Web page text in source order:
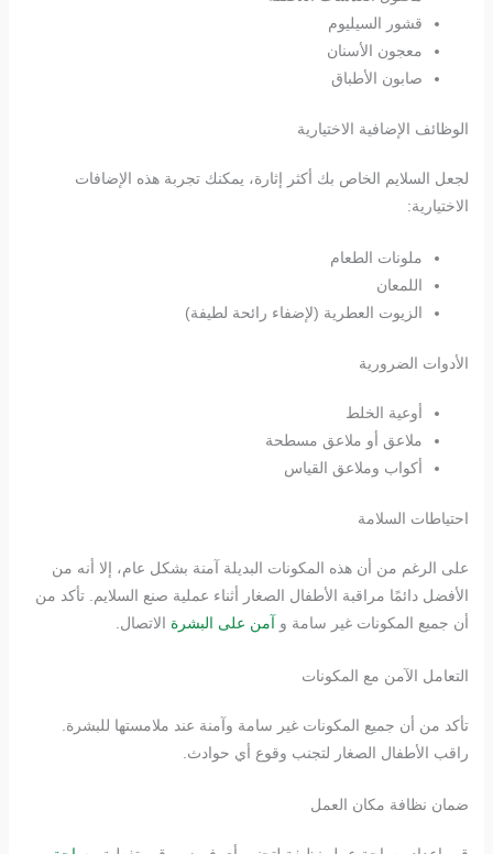
قشور السيليوم
معجون الأسنان
صابون الأطباق
الوظائف الإضافية الاختيارية
لجعل السلايم الخاص بك أكثر إثارة، يمكنك تجربة هذه الإضافات
الاختيارية:
ملونات الطعام
اللمعان
الزيوت العطرية (لإضفاء رائحة لطيفة)
الأدوات الضرورية
أوعية الخلط
ملاعق أو ملاعق مسطحة
أكواب وملاعق القياس
احتياطات السلامة
على الرغم من أن هذه المكونات البديلة آمنة بشكل عام، إلا أنه من
الأفضل دائمًا مراقبة الأطفال الصغار أثناء عملية صنع السلايم. تأكد من
أن جميع المكونات غير سامة و آمن على البشرة الاتصال.
التعامل الآمن مع المكونات
تأكد من أن جميع المكونات غير سامة وآمنة عند ملامستها للبشرة.
راقب الأطفال الصغار لتجنب وقوع أي حوادث.
ضمان نظافة مكان العمل